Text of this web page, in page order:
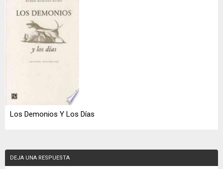
Los Demonios Y Los Días
DEJA UNA RESPUESTA